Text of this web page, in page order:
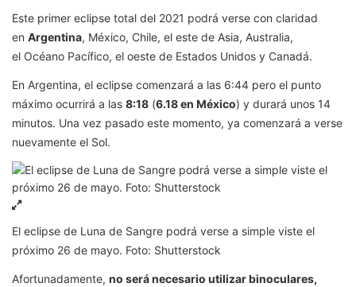
Este primer eclipse total del 2021 podrá verse con claridad
en Argentina, México, Chile, el este de Asia, Australia,
el Océano Pacífico, el oeste de Estados Unidos y Canadá.
En Argentina, el eclipse comenzará a las 6:44 pero el punto
máximo ocurrirá a las 8:18 (6.18 en México) y durará unos 14
minutos. Una vez pasado este momento, ya comenzará a verse
nuevamente el Sol.
El eclipse de Luna de Sangre podrá verse a simple viste el
próximo 26 de mayo. Foto: Shutterstock
Afortunadamente, no será necesario utilizar binoculares,